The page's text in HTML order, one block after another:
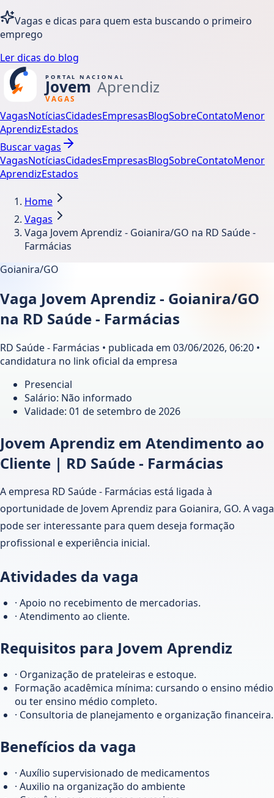
Vagas e dicas para quem esta buscando o primeiro
emprego
Ler dicas do blog
VagasNotíciasCidadesEmpresasBlogSobreContatoMenor
AprendizEstados
Buscar vagas
VagasNotíciasCidadesEmpresasBlogSobreContatoMenor
AprendizEstados
Home
Vagas
Vaga Jovem Aprendiz - Goianira/GO na RD Saúde -
Farmácias
Goianira/GO
Vaga Jovem Aprendiz - Goianira/GO
na RD Saúde - Farmácias
RD Saúde - Farmácias • publicada em 03/06/2026, 06:20 •
candidatura no link oficial da empresa
Presencial
Salário: Não informado
Validade: 01 de setembro de 2026
Jovem Aprendiz em Atendimento ao
Cliente | RD Saúde - Farmácias
A empresa RD Saúde - Farmácias está ligada à
oportunidade de Jovem Aprendiz para Goianira, GO. A vaga
pode ser interessante para quem deseja formação
profissional e experiência inicial.
Atividades da vaga
· Apoio no recebimento de mercadorias.
· Atendimento ao cliente.
Requisitos para Jovem Aprendiz
· Organização de prateleiras e estoque.
Formação acadêmica mínima: cursando o ensino médio
ou ter ensino médio completo.
· Consultoria de planejamento e organização financeira.
Benefícios da vaga
· Auxílio supervisionado de medicamentos
· Auxilio na organização do ambiente